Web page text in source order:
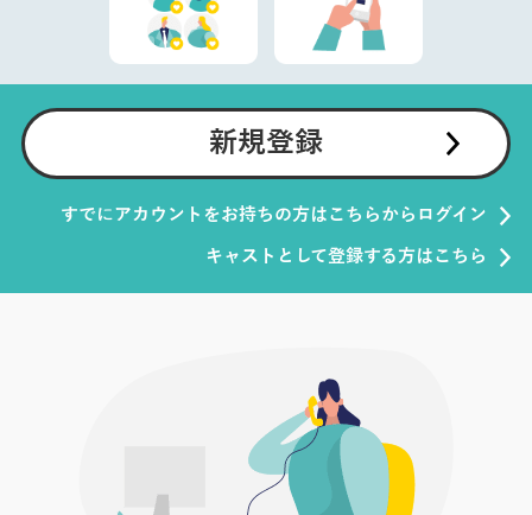
新規登録
すでにアカウントをお持ちの方はこちらからログイン
キャストとして登録する方はこちら